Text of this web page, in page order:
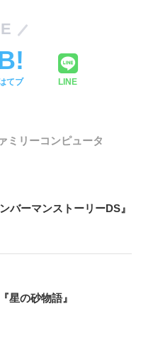
てブ LINE
ミリーコンピュータ
バーマンストーリーDS』
星の砂物語』